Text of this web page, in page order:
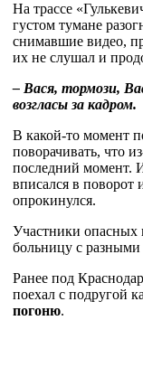
На трассе
густом тумане
снимавшие видео,
их не слушал и
– Вася, тормози,
возгласы за кадром.
В какой-то момент
поворачивать, что
последний момент.
вписался в поворот
опрокинулся.
Участники
больницу с
Ранее под
поехал с подругой
погоню.